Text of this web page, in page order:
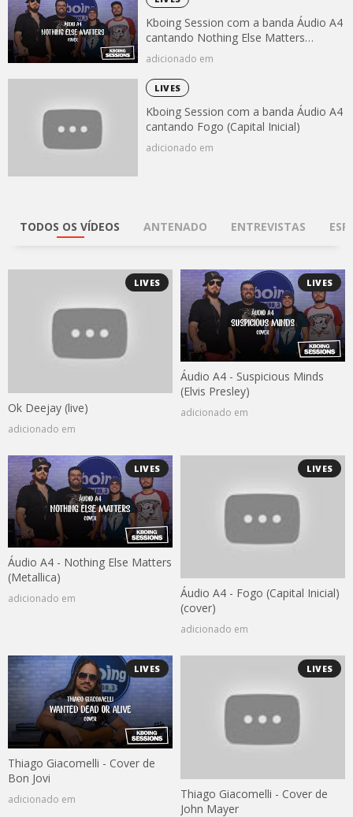
Kboing Session com a banda Áudio A4
cantando Nothing Else Matters
(Metallica)
adicionado em
LIVES
Kboing Session com a banda Áudio A4
cantando Fogo (Capital Inicial)
adicionado em
TODOS OS VÍDEOS ANTENADO ENTREVISTAS
LIVES
Ok Deejay (live)
adicionado em
LIVES
Áudio A4 - Suspicious Minds
(Elvis Presley)
adicionado em
LIVES
Áudio A4 - Nothing Else Matters
(Metallica)
adicionado em
LIVES
Áudio A4 - Fogo (Capital Inicial)
(cover)
adicionado em
LIVES
Thiago Giacomelli - Cover de
Bon Jovi
adicionado em
LIVES
Thiago Giacomelli - Cover de
John Mayer